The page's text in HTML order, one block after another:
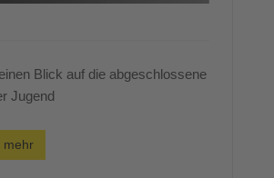
Blick auf die abgeschlossene
Jugend
mehr